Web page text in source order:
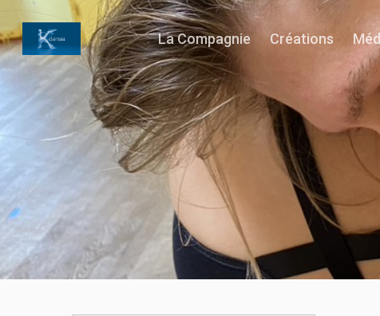
La Compagnie Créations